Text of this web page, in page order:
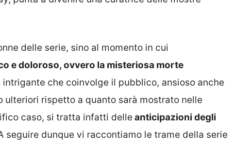
delle serie, sino al momento in cui
e doloroso, ovvero la misteriosa morte
intrigante che coinvolge il pubblico, ansioso anche
rispetto a quanto sarà mostrato nelle
caso, si tratta infatti delle anticipazioni degli
seguire dunque vi raccontiamo le trame della serie